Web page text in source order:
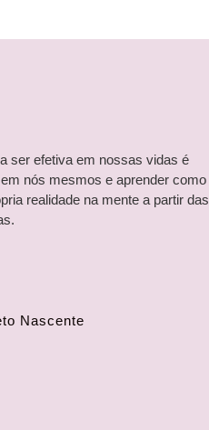
ser efetiva em nossas vidas é
nós mesmos e aprender como
realidade na mente a partir das
Nascente